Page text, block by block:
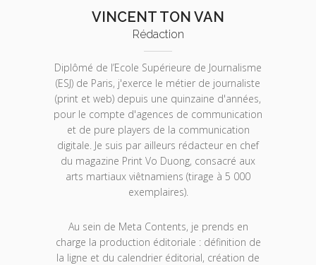
VINCENT TON VAN
Rédaction
Diplômé de l’Ecole Supérieure de Journalisme
(ESJ) de Paris, j'exerce le métier de journaliste
(print et web) depuis une quinzaine d'années,
pour le compte d'agences de communication
et de pure players de la communication
digitale. Je suis par ailleurs rédacteur en chef
du magazine Print Vo Duong, consacré aux
arts martiaux viêtnamiens (tirage à 5 000
exemplaires).
Au sein de Meta Contents, je prends en
charge la production éditoriale : définition de
la ligne et du calendrier éditorial, création de